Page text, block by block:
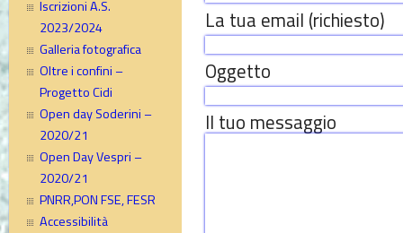
Iscrizioni A.S.
2023/2024
Galleria fotografica
Oltre i confini –
Progetto Cidi
Open day Soderini –
2020/21
Open Day Vespri –
2020/21
PNRR,PON FSE, FESR
Accessibilità
La tua email (richiesto)
Oggetto
Il tuo messaggio